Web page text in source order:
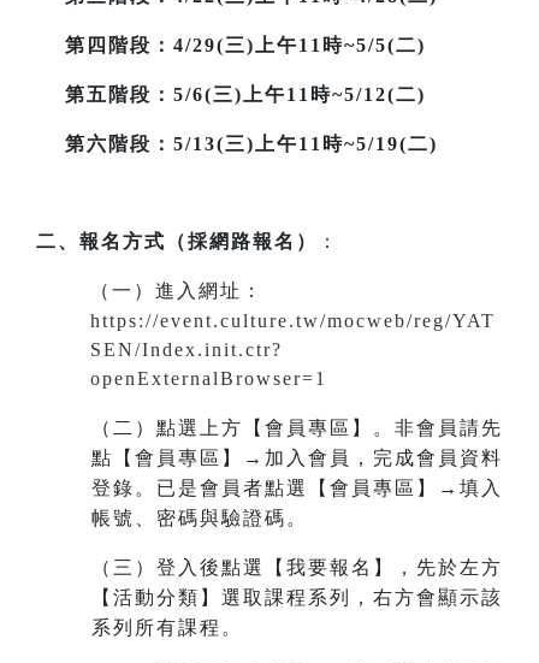
第四階段：4/29(三)上午11時~5/5(二)
第五階段：5/6(三)上午11時~5/12(二)
第六階段：5/13(三)上午11時~5/19(二)
二、報名方式（採網路報名） ：
（一）進入網址 ：
https://event.culture.tw/mocweb/reg/YAT
SEN/Index.init.ctr?
openExternalBrowser=1
（二）點選上方【會員專區】。非會員請先
點【會員專區】→加入會員，完成會員資料
登錄。已是會員者點選【會員專區】→填入
帳號、密碼與驗證碼。
（三）登入後點選【我要報名】，先於左方
【活動分類】選取課程系列，右方會顯示該
系列所有課程。